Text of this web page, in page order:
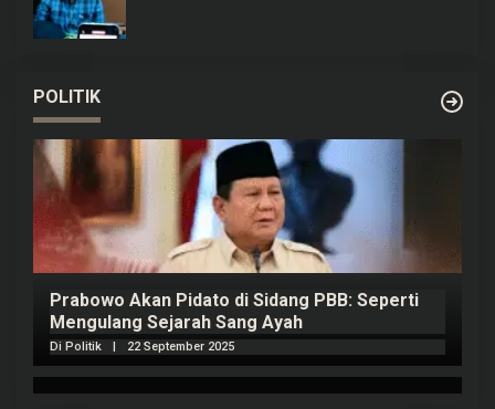
POLITIK
Prabowo Akan Pidato di Sidang PBB: Seperti
Mengulang Sejarah Sang Ayah
Di Politik 22 September 2025